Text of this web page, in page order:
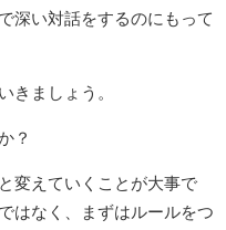
深い対話をするのにもって
きましょう。
？
変えていくことが大事で
はなく、まずはルールをつ